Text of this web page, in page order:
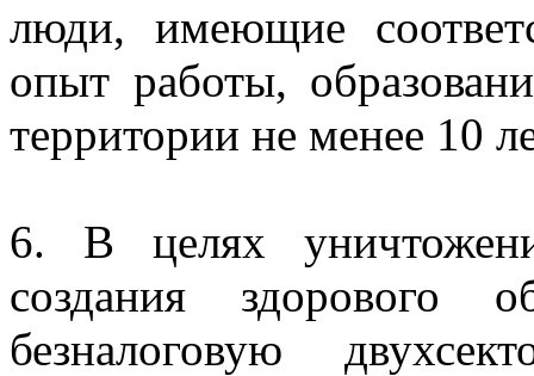
люди, имеющие
опыт работы,
территории не менее 10
6. В целях
создания здорового
безналоговую